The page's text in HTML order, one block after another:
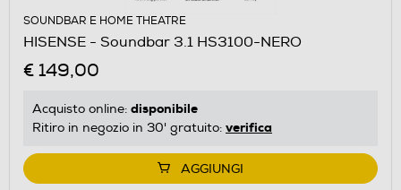
SOUNDBAR E HOME THEATRE
HISENSE - Soundbar 3.1 HS3100-NERO
€ 149,00
Acquisto online: disponibile
Ritiro in negozio in 30' gratuito: verifica
AGGIUNGI